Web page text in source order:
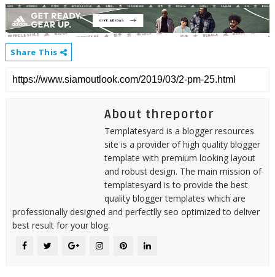
Share This
About threportor
Templatesyard is a blogger resources
site is a provider of high quality blogger
template with premium looking layout
and robust design. The main mission of
templatesyard is to provide the best
quality blogger templates which are
professionally designed and perfectlly seo optimized to deliver
best result for your blog.